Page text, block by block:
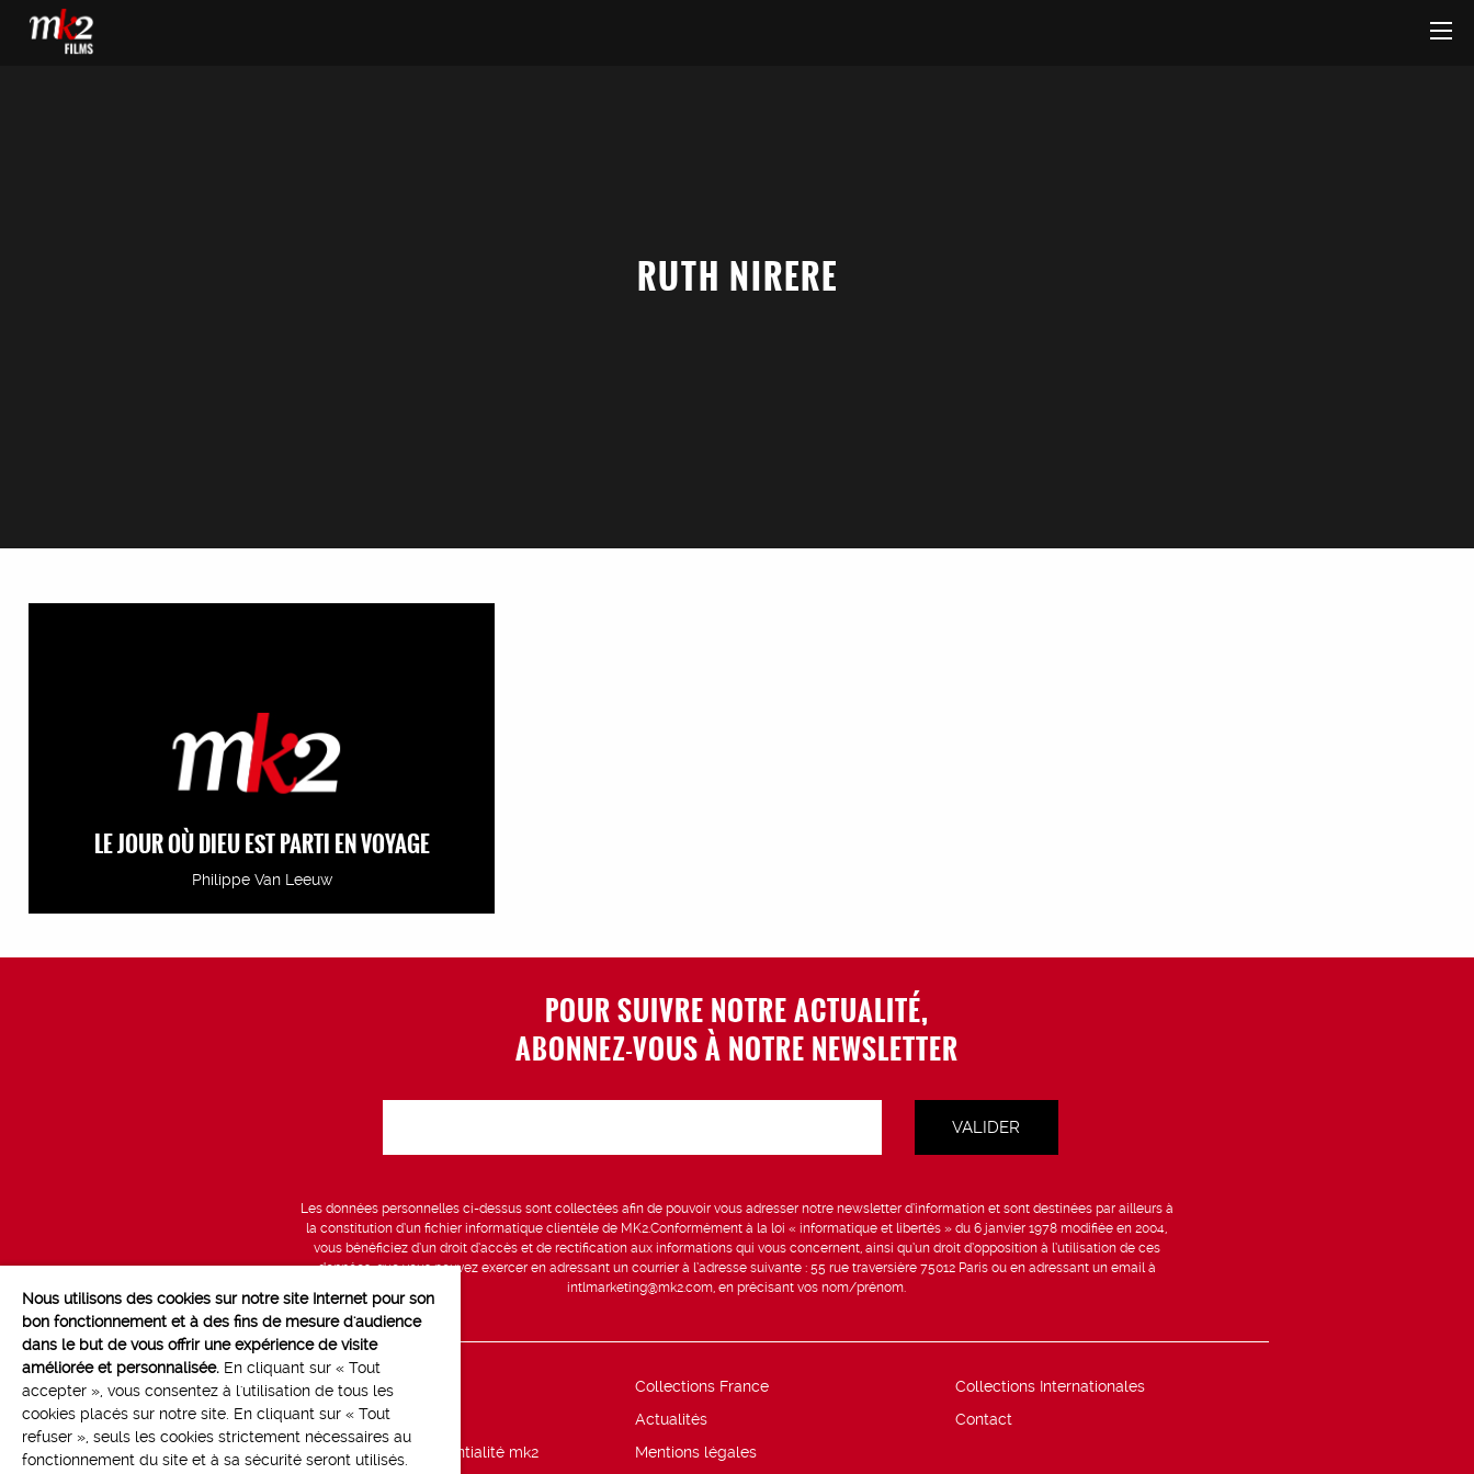
RUTH NIRERE
LE JOUR OÙ DIEU EST PARTI EN VOYAGE
Philippe Van Leeuw
POUR SUIVRE NOTRE ACTUALITÉ,
ABONNEZ-VOUS À NOTRE NEWSLETTER
Les données personnelles ci-dessus sont collectées afin de pouvoir vous adresser notre newsletter d’information et sont destinées par ailleurs à
la constitution d’un fichier informatique clientèle de MK2.Conformément à la loi « informatique et libertés » du 6 janvier 1978 modifiée en 2004,
vous bénéficiez d’un droit d’accès et de rectification aux informations qui vous concernent, ainsi qu’un droit d’opposition à l’utilisation de ces
données, que vous pouvez exercer en adressant un courrier à l’adresse suivante : 55 rue traversière 75012 Paris ou en adressant un email à
intlmarketing@mk2.com, en précisant vos nom/prénom.
Line up Collections France
Collections Internationales
Marchés
Actualités
Contact
Politique de confidentialité mk2
Mentions légales
Nous utilisons des cookies sur notre site Internet pour son
bon fonctionnement et à des fins de mesure d'audience
dans le but de vous offrir une expérience de visite
améliorée et personnalisée. En cliquant sur « Tout
accepter », vous consentez à l'utilisation de tous les
cookies placés sur notre site. En cliquant sur « Tout
refuser », seuls les cookies strictement nécessaires au
fonctionnement du site et à sa sécurité seront utilisés.